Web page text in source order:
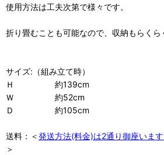
使用方法は工夫次第で様々です。
折り畳むことも可能なので、収納もらくら
サイズ:（組み立て時）
Ｈ 約139cm
Ｗ 約52cm
Ｄ 約105cm
送料：＜発送方法(料金)は2通り御座います
＞